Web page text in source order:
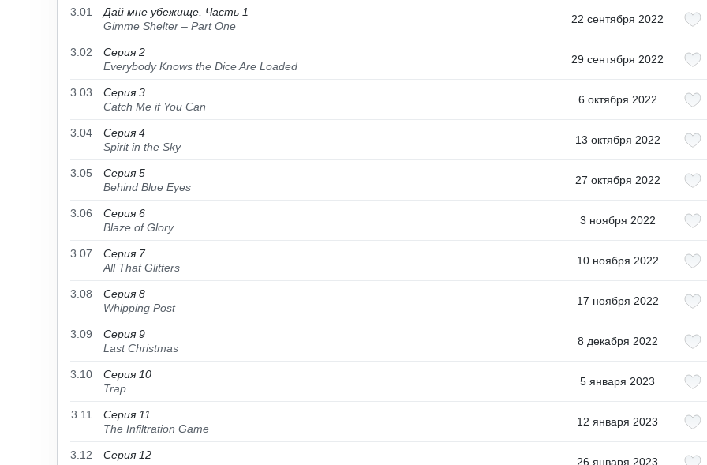
3.01
Дай мне убежище, Часть 1
Gimme Shelter – Part One
22 сентября 2022
3.02
Серия 2
Everybody Knows the Dice Are Loaded
29 сентября 2022
3.03
Серия 3
Catch Me if You Can
6 октября 2022
3.04
Серия 4
Spirit in the Sky
13 октября 2022
3.05
Серия 5
Behind Blue Eyes
27 октября 2022
3.06
Серия 6
Blaze of Glory
3 ноября 2022
3.07
Серия 7
All That Glitters
10 ноября 2022
3.08
Серия 8
Whipping Post
17 ноября 2022
3.09
Серия 9
Last Christmas
8 декабря 2022
3.10
Серия 10
Trap
5 января 2023
3.11
Серия 11
The Infiltration Game
12 января 2023
3.12
Серия 12
26 января 2023